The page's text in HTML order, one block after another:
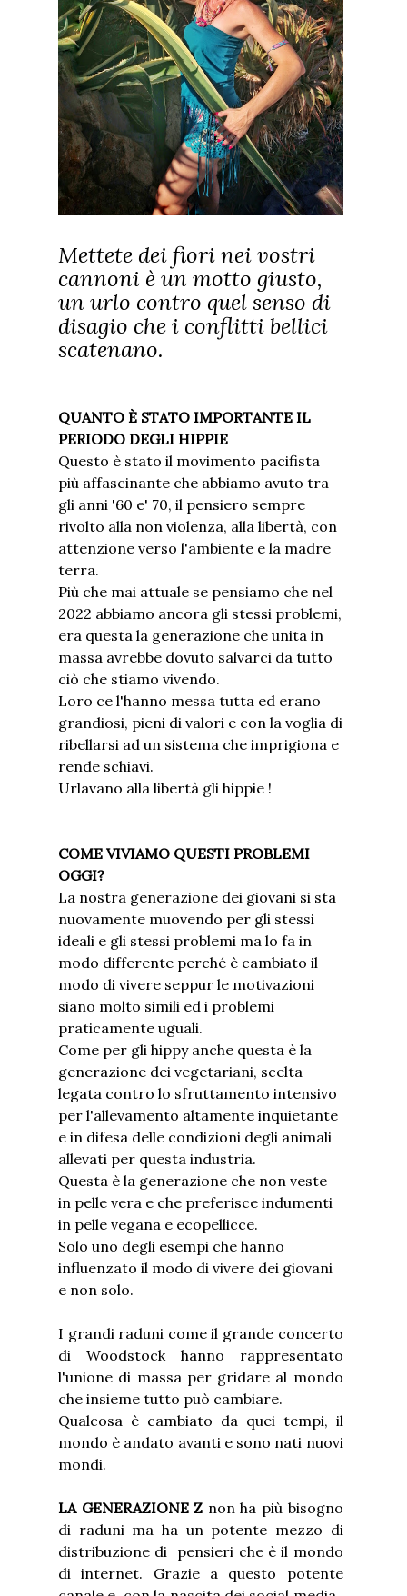
Mettete dei fiori nei vostri
cannoni è un motto giusto,
un urlo contro quel senso di
disagio che i conflitti bellici
scatenano.
QUANTO È STATO IMPORTANTE IL
PERIODO DEGLI HIPPIE
Questo è stato il movimento pacifista
più affascinante che abbiamo avuto tra
gli anni '60 e' 70, il pensiero sempre
rivolto alla non violenza, alla libertà, con
attenzione verso l'ambiente e la madre
terra.
Più che mai attuale se pensiamo che nel
2022 abbiamo ancora gli stessi problemi,
era questa la generazione che unita in
massa avrebbe dovuto salvarci da tutto
ciò che stiamo vivendo.
Loro ce l'hanno messa tutta ed erano
grandiosi, pieni di valori e con la voglia di
ribellarsi ad un sistema che imprigiona e
rende schiavi.
Urlavano alla libertà gli hippie !
COME VIVIAMO QUESTI PROBLEMI
OGGI?
La nostra generazione dei giovani si sta
nuovamente muovendo per gli stessi
ideali e gli stessi problemi ma lo fa in
modo differente perché è cambiato il
modo di vivere seppur le motivazioni
siano molto simili ed i problemi
praticamente uguali.
Come per gli hippy anche questa è la
generazione dei vegetariani, scelta
legata contro lo sfruttamento intensivo
per l'allevamento altamente inquietante
e in difesa delle condizioni degli animali
allevati per questa industria.
Questa è la generazione che non veste
in pelle vera e che preferisce indumenti
in pelle vegana e ecopellicce.
Solo uno degli esempi che hanno
influenzato il modo di vivere dei giovani
e non solo.
I grandi raduni come il grande concerto
di Woodstock hanno rappresentato
l'unione di massa per gridare al mondo
che insieme tutto può cambiare.
Qualcosa è cambiato da quei tempi, il
mondo è andato avanti e sono nati nuovi
mondi.
LA GENERAZIONE Z non ha più bisogno
di raduni ma ha un potente mezzo di
distribuzione di pensieri che è il mondo
di internet. Grazie a questo potente